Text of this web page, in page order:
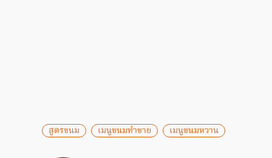
สูตรขนม เมนูขนมทำขาย เมนูขนมหวาน